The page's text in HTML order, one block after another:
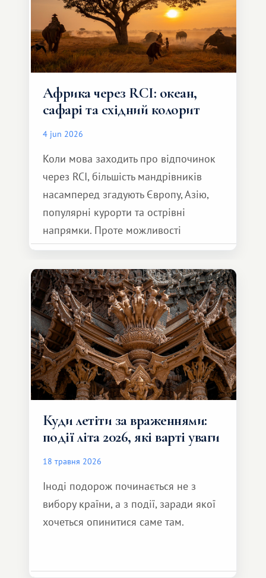
Африка через RCI: океан,
сафарі та східний колорит
4 jun 2026
Коли мова заходить про відпочинок
через RCI, більшість мандрівників
насамперед згадують Європу, Азію,
популярні курорти та острівні
напрямки. Проте можливості
обмінної системи значно ширші.
Серед них є і Африка – континент,
який здатний подарувати зовсім
інший формат подорожі.
Куди летіти за враженнями:
події літа 2026, які варті уваги
18 травня 2026
Іноді подорож починається не з
вибору країни, а з події, заради якої
хочеться опинитися саме там.